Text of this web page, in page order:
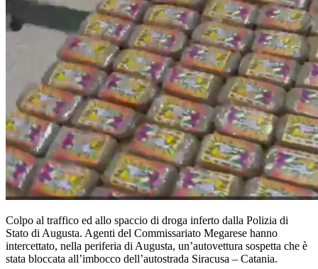
Colpo al traffico ed allo spaccio di droga inferto dalla Polizia di
Stato di Augusta. Agenti del Commissariato Megarese hanno
intercettato, nella periferia di Augusta, un’autovettura sospetta che è
stata bloccata all’imbocco dell’autostrada Siracusa – Catania.